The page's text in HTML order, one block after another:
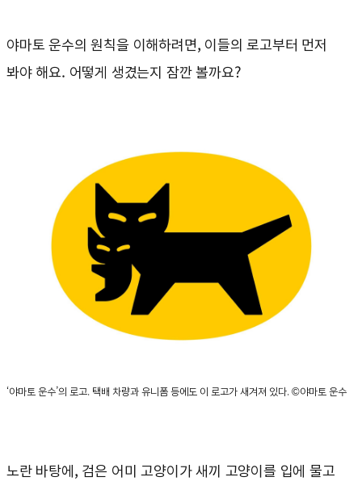
야마토 운수의 원칙을 이해하려면, 이들의 로고부터 먼저
봐야 해요. 어떻게 생겼는지 잠깐 볼까요?
‘야마토 운수’의 로고. 택배 차량과 유니폼 등에도 이 로고가 새겨져 있다. ©야마토 운수
노란 바탕에, 검은 어미 고양이가 새끼 고양이를 입에 물고